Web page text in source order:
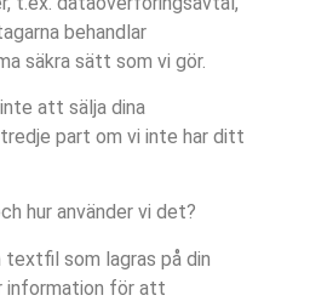
behandlar
säkra sätt som vi gör.
att sälja dina
part om vi inte har ditt
hur använder vi det?
textfil som lagras på din
information för att